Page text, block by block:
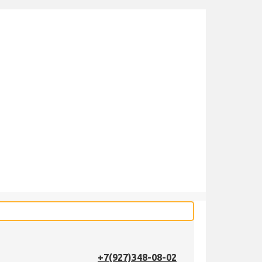
+7(927)348-08-02